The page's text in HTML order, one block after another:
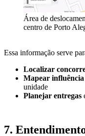
Área de
centro de Porto
Essa informação serve
Localizar
Mapear influência
unidade
Planejar entregas
7.